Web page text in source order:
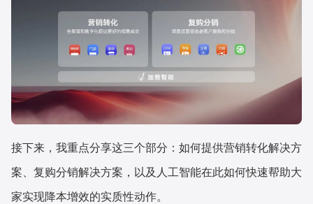
接下来，我重点分享这三个部分：如何提供营销转化解决方
案、复购分销解决方案，以及人工智能在此如何快速帮助大
家实现降本增效的实质性动作。